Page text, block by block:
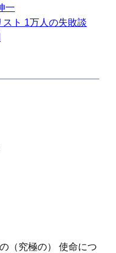
一
ト 1万人の失敗談
（究極の） 使命につ